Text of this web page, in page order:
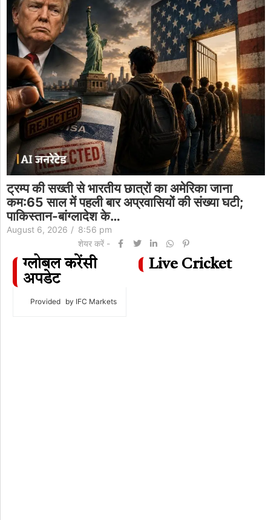
ट्रम्प की सख्ती से भारतीय छात्रों का अमेरिका जाना
कम:65 साल में पहली बार अप्रवासियों की संख्या घटी;
पाकिस्तान-बांग्लादेश के…
August 6, 2026 / 8:56 pm
शेयर करें -
ग्लोबल करेंसी
अपडेट
Provided by IFC Markets
Live Cricket